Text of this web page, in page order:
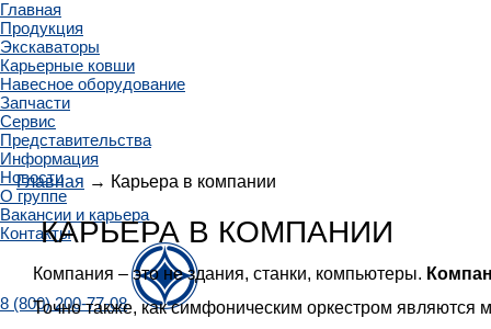
Главная
Продукция
Экскаваторы
Карьерные ковши
Навесное оборудование
Запчасти
Сервис
Представительства
Информация
Новости
О группе
Вакансии и карьера
Контакты
8 (800) 200-77-08
Главная → Карьера в компании
КАРЬЕРА В КОМПАНИИ
Компания – это не здания, станки, компьютеры.
Точно также, как симфоническим оркестром